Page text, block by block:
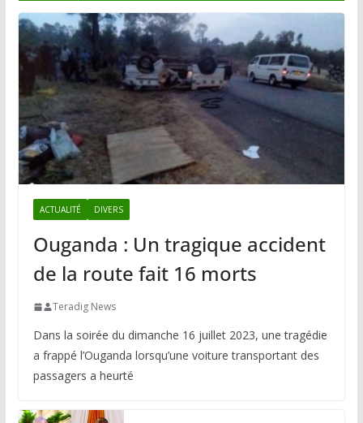
ACTUALITÉ DIVERS
Ouganda : Un tragique accident
de la route fait 16 morts
Teradig News
Dans la soirée du dimanche 16 juillet 2023, une tragédie
a frappé l’Ouganda lorsqu’une voiture transportant des
passagers a heurté